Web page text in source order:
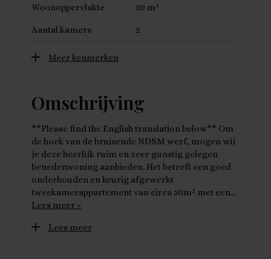
Woonoppervlakte 50 m2
Aantal kamers 2
Meer kenmerken
Omschrijving
**Please find the English translation below** Om
de hoek van de bruisende NDSM werf, mogen wij
je deze heerlijk ruim en zeer gunstig gelegen
benedenwoning aanbieden. Het betreft een goed
onderhouden en keurig afgewerkt
tweekamerappartement van circa 50m² met een…
Lees meer »
Lees meer